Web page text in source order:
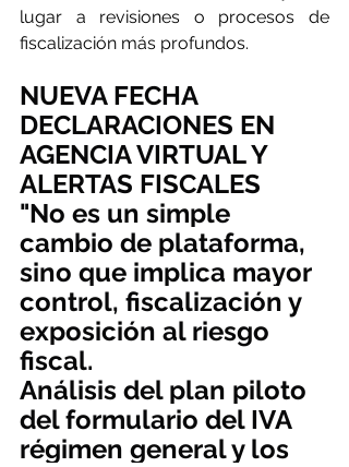
lugar a revisiones o procesos de
fiscalización más profundos.
NUEVA FECHA
DECLARACIONES EN
AGENCIA VIRTUAL Y
ALERTAS FISCALES
"No es un simple
cambio de plataforma,
sino que implica mayor
control, fiscalización y
exposición al riesgo
fiscal.
Análisis del plan piloto
del formulario del IVA
régimen general y los